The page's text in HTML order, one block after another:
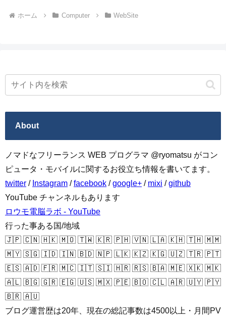
ホーム Computer WebSite
About
ノマドなフリーランス WEB プログラマ @ryomatsu がコン
ピュータ・モバイルに関するお役立ち情報を書いてます。
twitter / Instagram /facebook /google+ / mixi /github
YouTube チャンネルもあります
ロウモ電脳ラボ - YouTube
行った事ある国/地域
🇯🇵 🇨🇳 🇭🇰 🇲🇴 🇹🇼 🇰🇷 🇵🇭 🇻🇳 🇱🇦 🇰🇭 🇹🇭 🇲🇲
🇲🇾 🇸🇬 🇮🇩 🇮🇳 🇧🇩 🇳🇵 🇱🇰 🇰🇿 🇰🇬 🇺🇿 🇹🇷 🇵🇹
🇪🇸 🇦🇩 🇫🇷 🇲🇨 🇮🇹 🇸🇮 🇭🇷 🇷🇸 🇧🇦 🇲🇪 🇽🇰 🇲🇰
🇦🇱 🇧🇬 🇬🇷 🇪🇬 🇺🇸 🇲🇽 🇵🇪 🇧🇴 🇨🇱 🇦🇷 🇺🇾 🇵🇾
🇧🇷 🇦🇺
ブログ運営歴は20年、現在の総記事数は4500以上・月間PV